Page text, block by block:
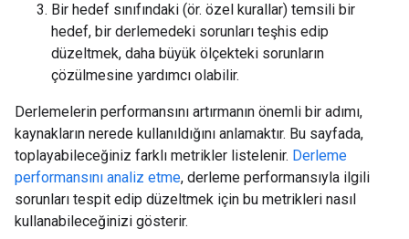
Bir hedef sınıfındaki (ör. özel kurallar) temsili bir
hedef, bir derlemedeki sorunları teşhis edip
düzeltmek, daha büyük ölçekteki sorunların
çözülmesine yardımcı olabilir.
Derlemelerin performansını artırmanın önemli bir adımı,
kaynakların nerede kullanıldığını anlamaktır. Bu sayfada,
toplayabileceğiniz farklı metrikler listelenir. Derleme
performansını analiz etme, derleme performansıyla ilgili
sorunları tespit edip düzeltmek için bu metrikleri nasıl
kullanabileceğinizi gösterir.